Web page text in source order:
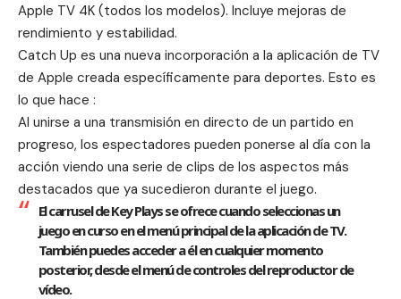
Apple TV 4K (todos los modelos). Incluye mejoras de
rendimiento y estabilidad.
Catch Up es una nueva incorporación a la aplicación de TV
de Apple creada específicamente para deportes. Esto es
lo que hace :
Al unirse a una transmisión en directo de un partido en
progreso, los espectadores pueden ponerse al día con la
acción viendo una serie de clips de los aspectos más
destacados que ya sucedieron durante el juego.
El carrusel de Key Plays se ofrece cuando seleccionas un
juego en curso en el menú principal de la aplicación de TV.
También puedes acceder a él en cualquier momento
posterior, desde el menú de controles del reproductor de
vídeo.